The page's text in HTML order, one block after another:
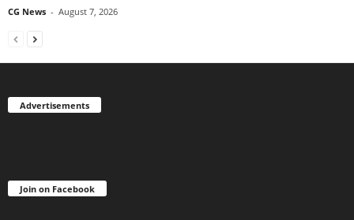
CG News - August 7, 2026
Advertisements
Join on Facebook